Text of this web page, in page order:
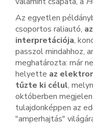
Az egyetlen
csoportos raliautó,
interpretációja,
passzol mindahhoz,
meghatározta: már
helyette az
tűzte ki célul,
októberben
tulajdonképpen az
"amperhajtás"